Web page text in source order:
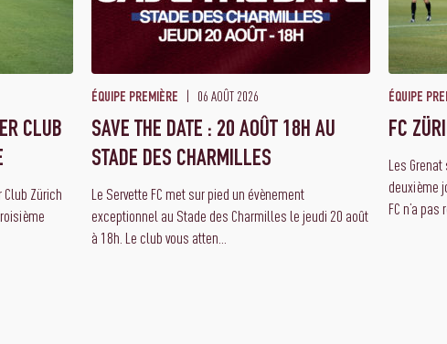
CLUB
Zürich
ÉQUIPE PREMIÈRE 06 AOÛT 2026
SAVE THE DATE : 20 AOÛT 18H AU
STADE DES CHARMILLES
Le Servette FC met sur pied un évènement
exceptionnel au Stade des Charmilles le jeudi 20 août
à 18h. Le club vous atten...
ÉQUIPE
FC
Les
deuxième
FC n’a pas